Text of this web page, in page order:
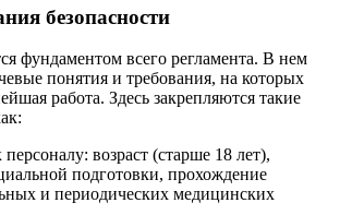
безопасности
фундаментом всего регламента. В нем
понятия и требования, на которых
работа. Здесь закрепляются такие
персоналу: возраст (старше 18 лет),
подготовки, прохождение
и периодических медицинских